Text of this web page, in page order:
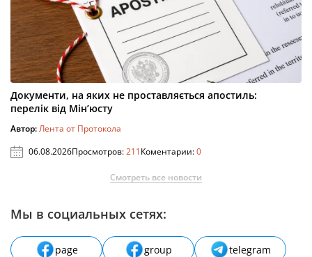
Документи, на яких не проставляється апостиль:
перелік від Мін’юсту
Автор:Лента от Протокола
06.08.2026Просмотров:211Коментарии:0
Смотреть все новости
Мы в социальных сетях:
page group
telegram